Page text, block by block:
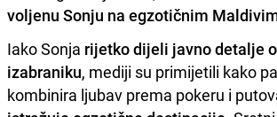
voljenu Sonju na egzotičnim
Iako Sonja rijetko dijeli javno detalje
izabraniku, mediji su primijetili kako
kombinira ljubav prema pokeru i